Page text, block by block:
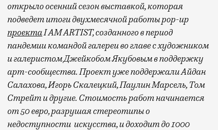
открыло осенний сезон выставкой, которая
подведет итоги двухмесячной работы pop-up
проектаI AM ARTIST, созданного в период
пандемии командой галереи во главе с художником
и галеристом Джейкобом Якубовым в поддержку
арт-сообщества. Проект уже поддержали Айдан
Салахова, Игорь Скалецкий, Паулин Марсель, Том
Стрейт и другие. Стоимость работ начинается
от 50 евро, разрушая стереотипы о
недоступности искусства, и доходит до 1000